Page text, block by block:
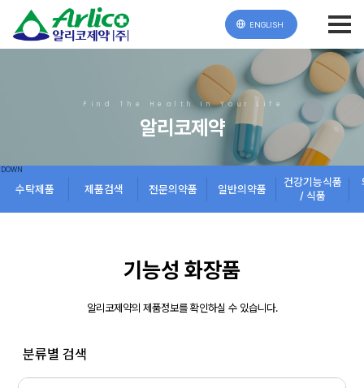
ENGLISH
Find The Health In Your Life
알리코제약
수탁제품 제품검색 전문의약품 일반의약품
건강기능식품
/ 식품
기능성 화장품
알리코제약의 제품정보를 확인하실 수 있습니다.
분류별 검색